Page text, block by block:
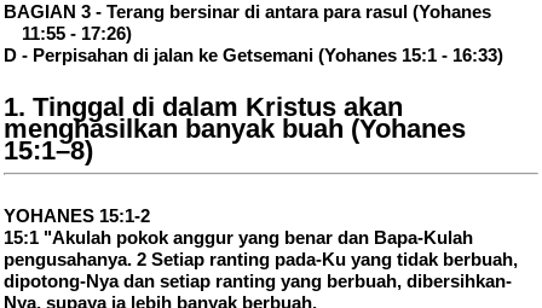
BAGIAN 3 - Terang bersinar di antara para rasul (Yohanes
11:55 - 17:26)
D - Perpisahan di jalan ke Getsemani (Yohanes 15:1 - 16:33)
1. Tinggal di dalam Kristus akan
menghasilkan banyak buah (Yohanes
15:1–8)
YOHANES 15:1-2
15:1 "Akulah pokok anggur yang benar dan Bapa-Kulah
pengusahanya. 2 Setiap ranting pada-Ku yang tidak berbuah,
dipotong-Nya dan setiap ranting yang berbuah, dibersihkan-
Nya, supaya ia lebih banyak berbuah.